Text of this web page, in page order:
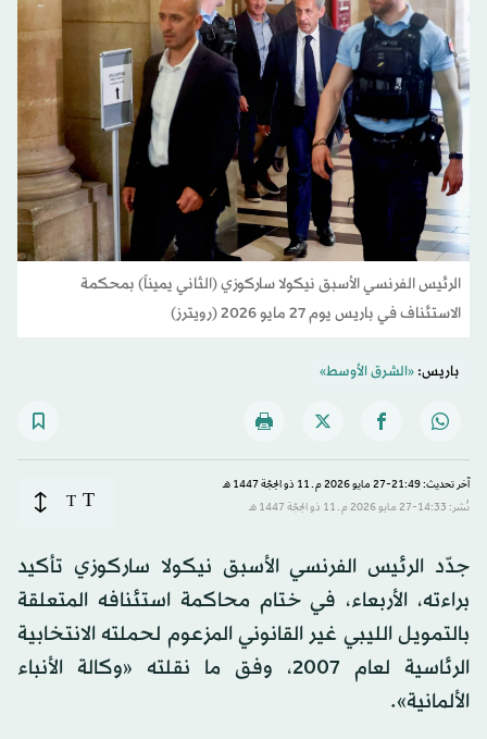
الرئيس الفرنسي الأسبق نيكولا ساركوزي (الثاني يميناً) بمحكمة
الاستئناف في باريس يوم 27 مايو 2026 (رويترز)
باريس:«الشرق الأوسط»
آخر تحديث: 21:49-27 مايو 2026 م ـ 11 ذو الحِجّة 1447 هـ
نُشر: 14:33-27 مايو 2026 م ـ 11 ذو الحِجّة 1447 هـ
T
T
جدّد الرئيس الفرنسي الأسبق نيكولا ساركوزي تأكيد
براءته، الأربعاء، في ختام محاكمة استئنافه المتعلقة
بالتمويل الليبي غير القانوني المزعوم لحملته الانتخابية
الرئاسية لعام 2007، وفق ما نقلته «وكالة الأنباء
الألمانية».